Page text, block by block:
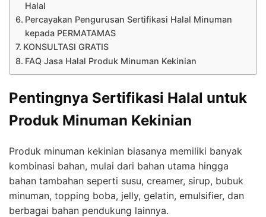
Halal
Percayakan Pengurusan Sertifikasi Halal Minuman
kepada PERMATAMAS
KONSULTASI GRATIS
FAQ Jasa Halal Produk Minuman Kekinian
Pentingnya Sertifikasi Halal untuk
Produk Minuman Kekinian
Produk minuman kekinian biasanya memiliki banyak
kombinasi bahan, mulai dari bahan utama hingga
bahan tambahan seperti susu, creamer, sirup, bubuk
minuman, topping boba, jelly, gelatin, emulsifier, dan
berbagai bahan pendukung lainnya.